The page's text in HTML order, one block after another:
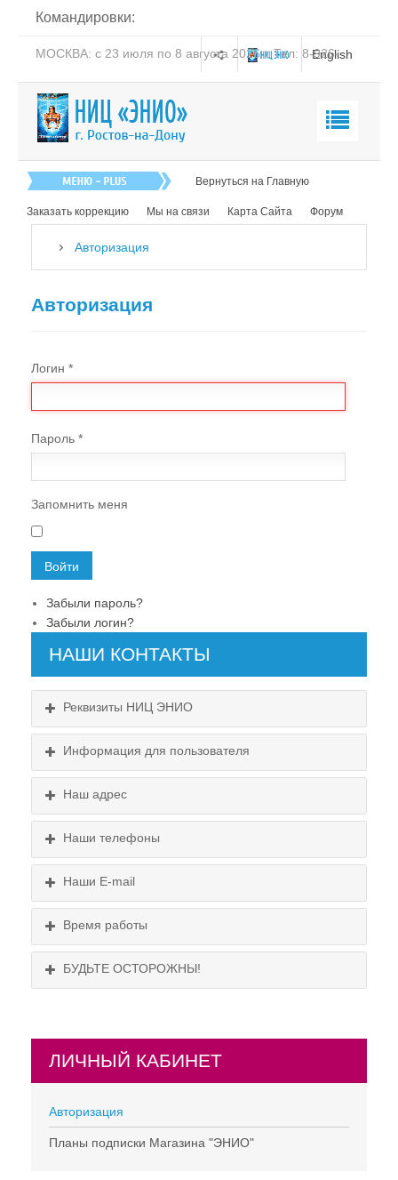
Командировки:
МОСКВА: с 23 июля по 8 августа 2026 г. Тел: 8-926-
English
Как заказать
Вернуться на Главную
Заказать коррекцию Мы на связи Карта Сайта Форум
Авторизация
Авторизация
Логин *
Пароль *
Запомнить меня
Войти
Забыли пароль?
Забыли логин?
НАШИ КОНТАКТЫ
Реквизиты НИЦ ЭНИО
Информация для пользователя
Пользовательское соглашение
Наш адрес
Наши телефоны
Наши E-mail
Время работы
БУДЬТЕ ОСТОРОЖНЫ!
ЛИЧНЫЙ КАБИНЕТ
Авторизация
Планы подписки Магазина "ЭНИО"